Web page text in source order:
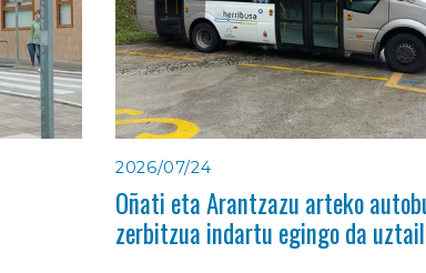
2026/07/24
Oñati eta Arantzazu arteko
zerbitzua indartu egingo da